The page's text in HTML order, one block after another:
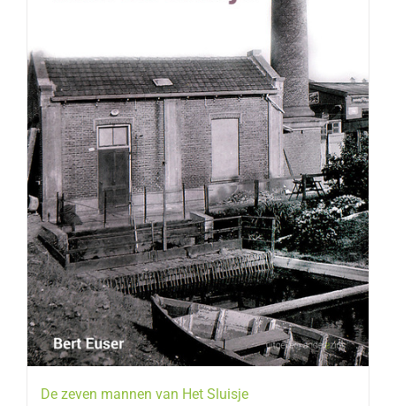
De zeven mannen van Het Sluisje